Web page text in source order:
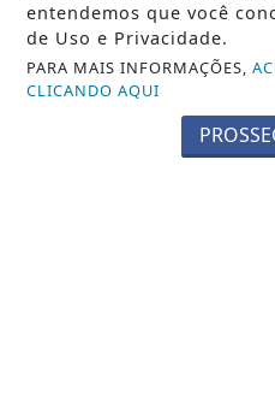
CRIAR MINHA
entendemos que você
de Uso e Privacidade.
PARA MAIS INFORMAÇÕES,
CLICANDO AQUI